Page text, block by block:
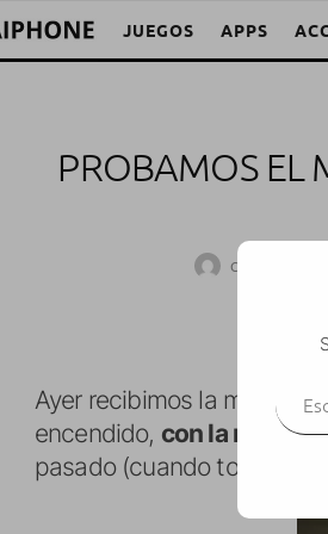
JUEGOS APPS
PROBAMOS EL
CostaXtreme
Ayer recibimos la
encendido, con la
pasado (cuando todavía